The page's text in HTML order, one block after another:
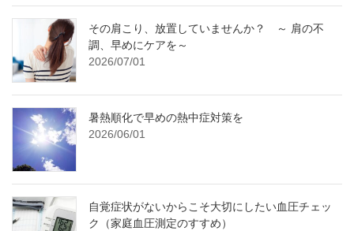
その肩こり、放置していませんか？ ～ 肩の不
調、早めにケアを～
2026/07/01
暑熱順化で早めの熱中症対策を
2026/06/01
自覚症状がないからこそ大切にしたい血圧チェッ
ク（家庭血圧測定のすすめ）